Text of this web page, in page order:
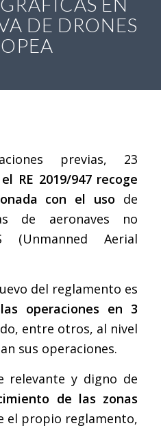
DE DRONES
previas, 23
el RE 2019/947 recoge
con el uso de
de aeronaves no
Aerial
del reglamento es
operaciones en 3
entre otros, al nivel
sus operaciones.
relevante y digno de
de las zonas
el propio reglamento,